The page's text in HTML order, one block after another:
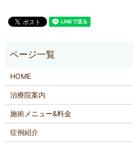
HOME
治療院案内
施術メニュー&料金
症例紹介